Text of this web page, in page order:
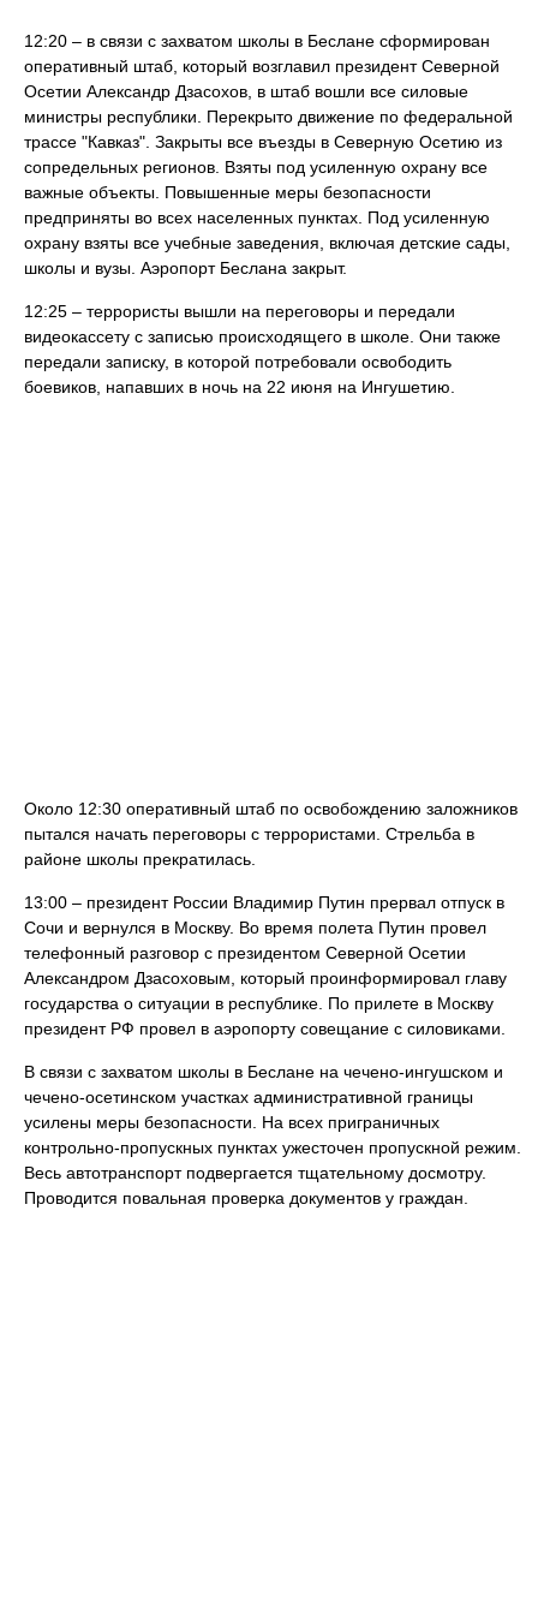
12:20 – в связи с захватом школы в Беслане сформирован
оперативный штаб, который возглавил президент Северной
Осетии Александр Дзасохов, в штаб вошли все силовые
министры республики. Перекрыто движение по федеральной
трассе "Кавказ". Закрыты все въезды в Северную Осетию из
сопредельных регионов. Взяты под усиленную охрану все
важные объекты. Повышенные меры безопасности
предприняты во всех населенных пунктах. Под усиленную
охрану взяты все учебные заведения, включая детские сады,
школы и вузы. Аэропорт Беслана закрыт.
12:25 – террористы вышли на переговоры и передали
видеокассету с записью происходящего в школе. Они также
передали записку, в которой потребовали освободить
боевиков, напавших в ночь на 22 июня на Ингушетию.
Около 12:30 оперативный штаб по освобождению заложников
пытался начать переговоры с террористами. Стрельба в
районе школы прекратилась.
13:00 – президент России Владимир Путин прервал отпуск в
Сочи и вернулся в Москву. Во время полета Путин провел
телефонный разговор с президентом Северной Осетии
Александром Дзасоховым, который проинформировал главу
государства о ситуации в республике. По прилете в Москву
президент РФ провел в аэропорту совещание с силовиками.
В связи с захватом школы в Беслане на чечено-ингушском и
чечено-осетинском участках административной границы
усилены меры безопасности. На всех приграничных
контрольно-пропускных пунктах ужесточен пропускной режим.
Весь автотранспорт подвергается тщательному досмотру.
Проводится повальная проверка документов у граждан.